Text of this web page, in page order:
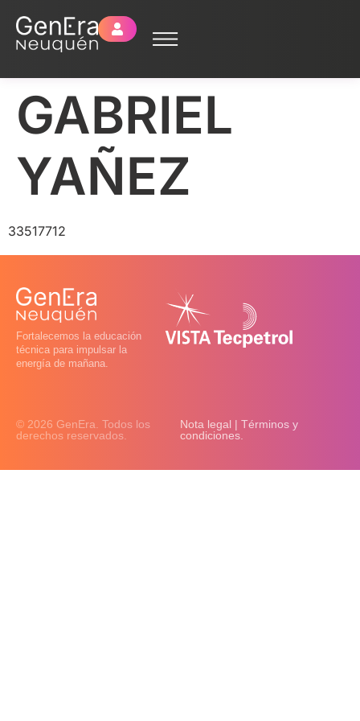
GABRIEL
YAÑEZ
33517712
Fortalecemos la educación
técnica para impulsar la
energía de mañana.
© 2026 GenEra. Todos los
derechos reservados.
Nota legal | Términos y
condiciones.